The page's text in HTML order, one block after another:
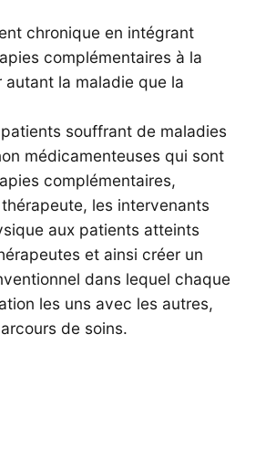
chronique en intégrant
complémentaires à la
la maladie que la
souffrant de maladies
médicamenteuses qui sont
complémentaires,
les intervenants
aux patients atteints
et ainsi créer un
dans lequel chaque
les uns avec les autres,
de soins.